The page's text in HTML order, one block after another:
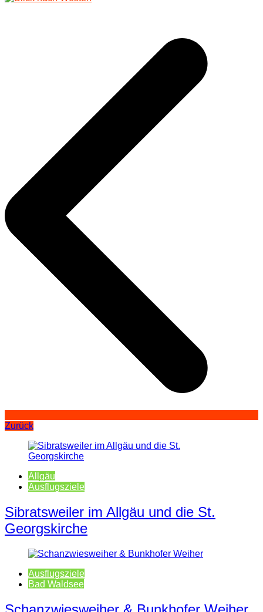
Zurück
Allgäu
Ausflugsziele
Sibratsweiler im Allgäu und die St.
Georgskirche
Ausflugsziele
Bad Waldsee